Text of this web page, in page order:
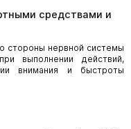
средствами и
стороны нервной системы
выполнении действий,
внимания и быстроты